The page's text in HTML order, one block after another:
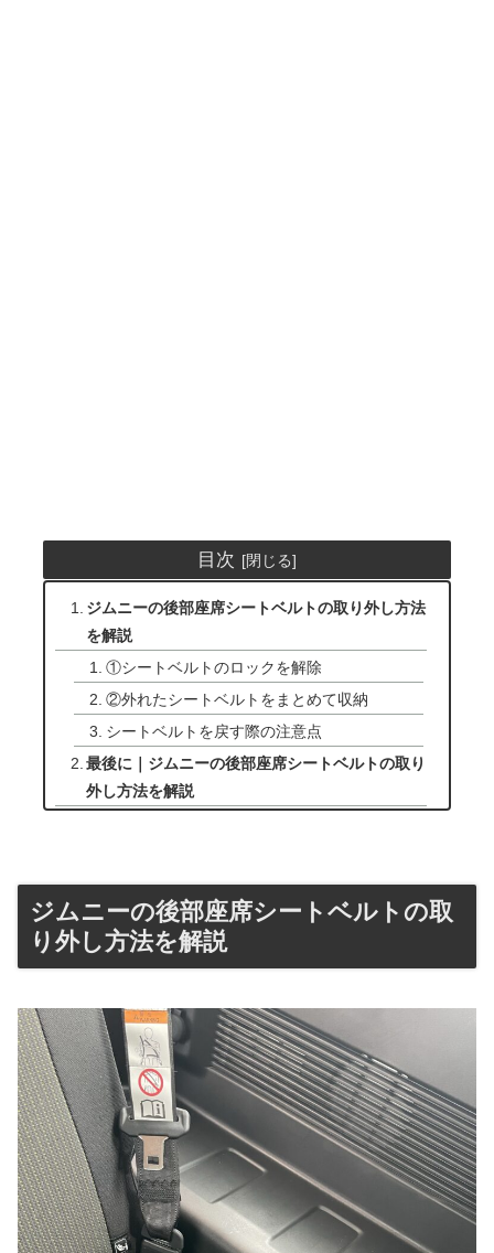
目次
ジムニーの後部座席シートベルトの取り外し方法
を解説
①シートベルトのロックを解除
②外れたシートベルトをまとめて収納
シートベルトを戻す際の注意点
最後に｜ジムニーの後部座席シートベルトの取り
外し方法を解説
ジムニーの後部座席シートベルトの取
り外し方法を解説